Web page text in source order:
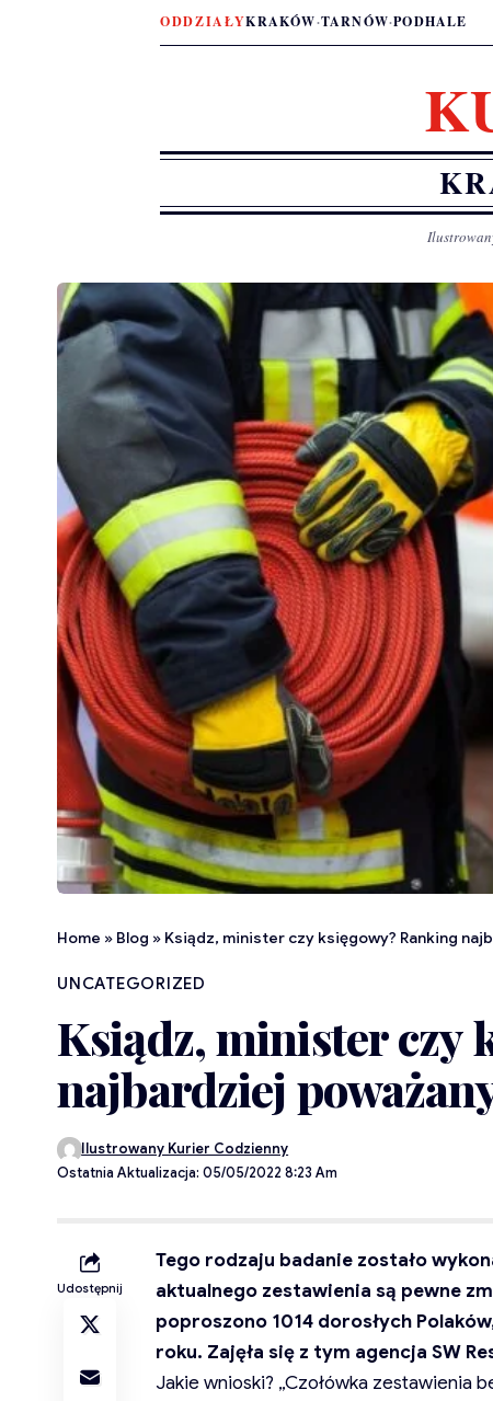
ODDZIAŁYKRAKÓW·TARNÓW·PODHALE
Home » Blog » Ksiądz, minister czy księgowy? Ranking
UNCATEGORIZED
Ksiądz, minister czy
najbardziej
Ostatnia Aktualizacja: 05/05/2022 8:23 Am
Ilustrowany Kurier Codzienny
Udostępnij
Tego rodzaju badanie zostało
aktualnego zestawienia są pewne
poproszono 1014 dorosłych
roku. Zajęła się z tym agencja SW
Jakie wnioski? „Czołówka zestawienia